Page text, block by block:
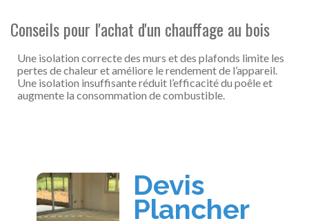
Conseils pour l'achat d'un chauffage au bois
Une isolation correcte des murs et des plafonds limite les
pertes de chaleur et améliore le rendement de l’appareil.
Une isolation insuffisante réduit l’efficacité du poêle et
augmente la consommation de combustible.